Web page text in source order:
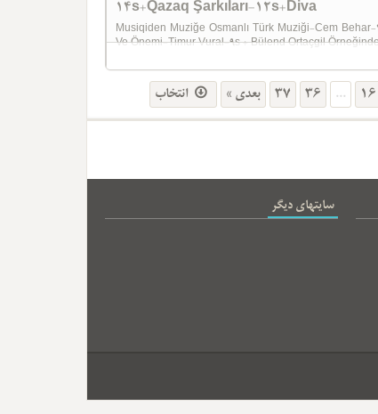
14s+Qazaq Şarkıları-12s+Diva
Musiqiden Muziğe Osmanlı Türk Muziği-Cem
Ve Önemi-Timur Vural-9s + Bülend Ortaçgil
16
...
36
37 بعدی » انتخاب
سایتهای دیگر